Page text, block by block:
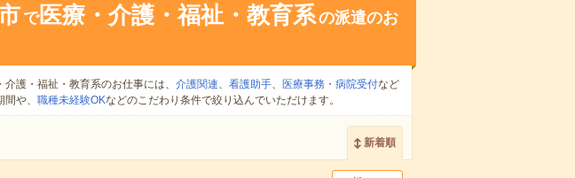
で医療・介護・福祉・教育系の派遣のお
護・福祉・教育系のお仕事には、 介護関連、 看護助手、 医療事務・病院受付など
や、 職種未経験OKなどのこだわり条件で絞り込んでいただけます。
新着順